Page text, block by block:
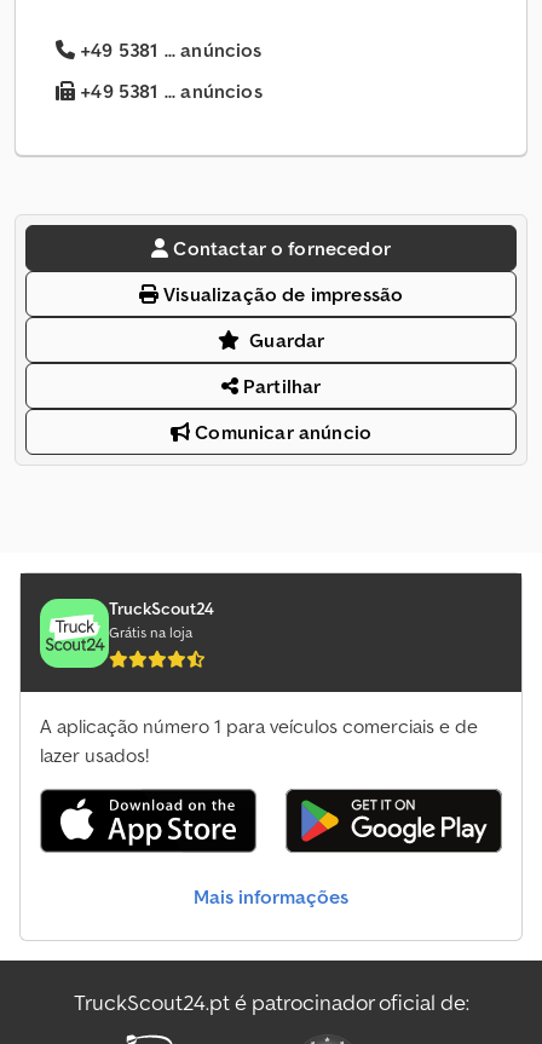
+49 5381 ... anúncios
+49 5381 ... anúncios
Contactar o fornecedor
Visualização de impressão
Guardar
Partilhar
Comunicar anúncio
TruckScout24
Grátis na loja
A aplicação número 1 para veículos comerciais e de
lazer usados!
Mais informações
TruckScout24.pt é patrocinador oficial de: